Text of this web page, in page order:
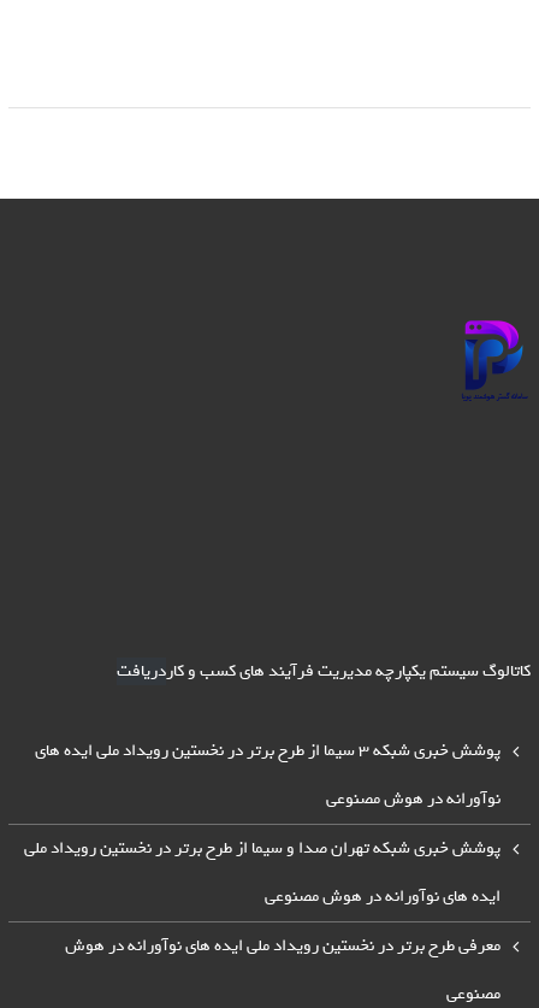
کاتالوگ سیستم یکپارچه مدیریت فرآیند های کسب و کاردریافت
پوشش خبری شبکه 3 سیما از طرح برتر در نخستین رویداد ملی ایده های
نوآورانه در هوش مصنوعی
پوشش خبری شبکه تهران صدا و سیما از طرح برتر در نخستین رویداد ملی
ایده های نوآورانه در هوش مصنوعی
معرفی طرح برتر در نخستین رویداد ملی ایده های نوآورانه در هوش
مصنوعی